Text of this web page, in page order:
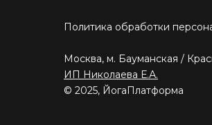
Политика обработки
Москва, м. Бауманская /
ИП Николаева Е.А.
© 2025, ЙогаПлатформа